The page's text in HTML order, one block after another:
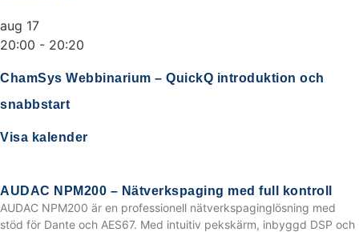
aug 17
20:00 - 20:20
ChamSys Webbinarium – QuickQ introduktion och
snabbstart
Visa kalender
AUDAC NPM200 – Nätverkspaging med full kontroll
AUDAC NPM200 är en professionell nätverkspaginglösning med
stöd för Dante och AES67. Med intuitiv pekskärm, inbyggd DSP och